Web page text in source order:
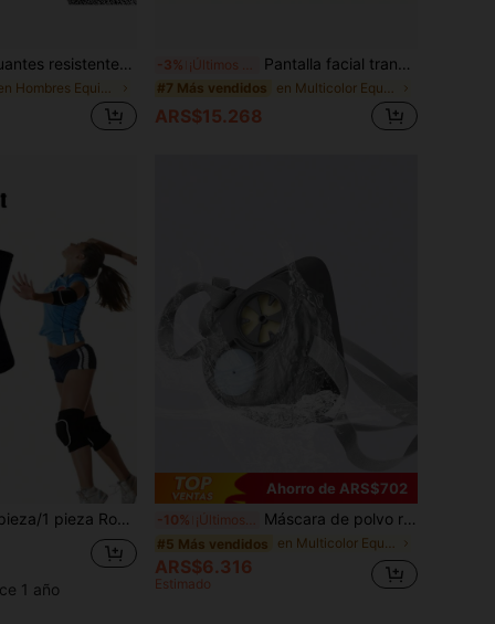
a cortes nivel 5 - HPPE anti-arañazos para cocina, corte de vidrio, jardinería y trabajo -3% Pantalla facial transparente de alta definición con máscara transpirable - Gafas de soldadura antiviento y anti-, adecuadas para actividades al aire libre, con correa ajustable, material de plástico duradero
#7 Más vendidos
ARS$15.268
y transpirables/1 set Combinación de rodilleras y muñequeras, manga de protección de rodilla, accesorio de fitness, soporte de rodilla, rodilleras deportivas, rodilleras de gimnasio
1 año
Ahorro de ARS$702
-10% ¡Últimos 3 días Máscara de polvo reutilizable KN95 con válvula de respiración, máscara facial antipolvo transpirable
#5 Más vendidos en Multicolor Equipo de protección personal
ARS$6.316
Estimado